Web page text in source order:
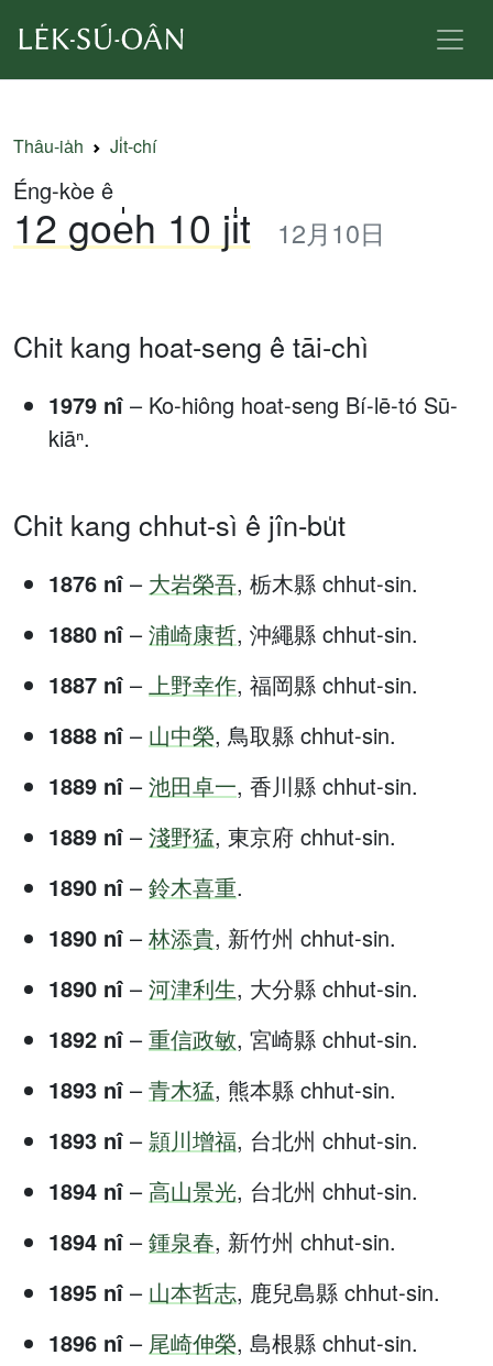
Thâu-ia̍h Ji̍t-chí
Éng-kòe ê
12 goe̍h 10 ji̍t 12月10日
Chit kang hoat-seng ê tāi-chì
1979 nî – Ko-hiông hoat-seng Bí-lē-tó Sū-
kiāⁿ.
Chit kang chhut-sì ê jîn-bu̍t
1876 nî – 大岩榮吾, 栃木縣 chhut-sin.
1880 nî – 浦崎康哲, 沖繩縣 chhut-sin.
1887 nî – 上野幸作, 福岡縣 chhut-sin.
1888 nî – 山中榮, 鳥取縣 chhut-sin.
1889 nî – 池田卓一, 香川縣 chhut-sin.
1889 nî – 淺野猛, 東京府 chhut-sin.
1890 nî – 鈴木喜重.
1890 nî – 林添貴, 新竹州 chhut-sin.
1890 nî – 河津利生, 大分縣 chhut-sin.
1892 nî – 重信政敏, 宮崎縣 chhut-sin.
1893 nî – 青木猛, 熊本縣 chhut-sin.
1893 nî – 頴川增福, 台北州 chhut-sin.
1894 nî – 高山景光, 台北州 chhut-sin.
1894 nî – 鍾泉春, 新竹州 chhut-sin.
1895 nî – 山本哲志, 鹿兒島縣 chhut-sin.
1896 nî – 尾崎伸榮, 島根縣 chhut-sin.